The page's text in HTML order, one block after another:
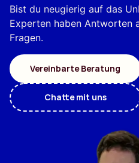
Bist du neugierig auf das
Experten haben Antworten
Fragen.
Vereinbarte Beratung
Chatte mit uns